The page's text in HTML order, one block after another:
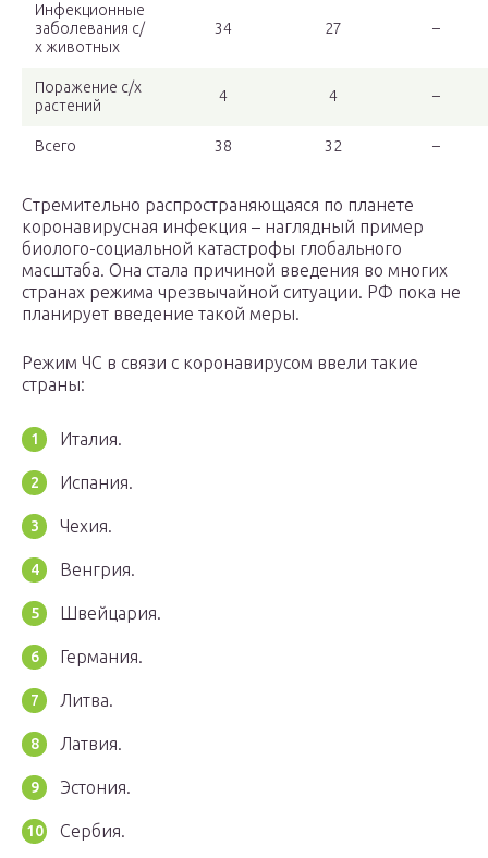
Инфекционные
заболевания с/
х животных
34 27 –
Поражение с/х
растений
4 4 –
Всего 38 32 –
Стремительно распространяющаяся по планете
коронавирусная инфекция – наглядный пример
биолого-социальной катастрофы глобального
масштаба. Она стала причиной введения во многих
странах режима чрезвычайной ситуации. РФ пока не
планирует введение такой меры.
Режим ЧС в связи с коронавирусом ввели такие
страны:
Италия.
Испания.
Чехия.
Венгрия.
Швейцария.
Германия.
Литва.
Латвия.
Эстония.
Сербия.